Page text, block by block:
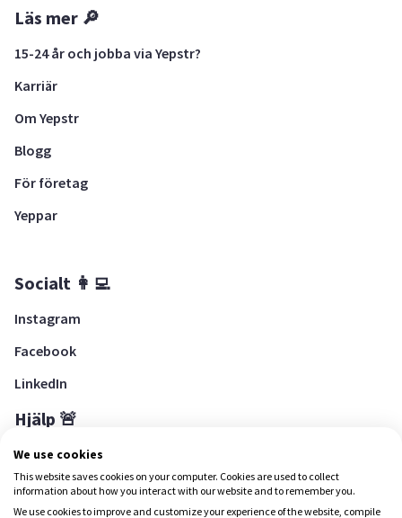
Läs mer 🔎
15-24 år och jobba via Yepstr?
Karriär
Om Yepstr
Blogg
För företag
Yeppar
Socialt 👩‍💻
Instagram
Facebook
LinkedIn
Hjälp 🚨
Hjälpcenter
We use cookies
This website saves cookies on your computer. Cookies are used to collect
information about how you interact with our website and to remember you.
We use cookies to improve and customize your experience of the website, compile